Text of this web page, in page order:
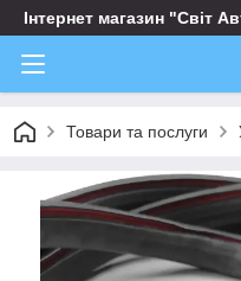
Інтернет магазин "Світ
Товари та послуги